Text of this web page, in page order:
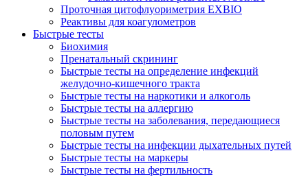
Проточная цитофлуориметрия EXBIO
Реактивы для коагулометров
Быстрые тесты
Биохимия
Пренатальный скрининг
Быстрые тесты на определение инфекций
желудочно-кишечного тракта
Быстрые тесты на наркотики и алкоголь
Быстрые тесты на аллергию
Быстрые тесты на заболевания, передающиеся
половым путем
Быстрые тесты на инфекции дыхательных путей
Быстрые тесты на маркеры
Быстрые тесты на фертильность